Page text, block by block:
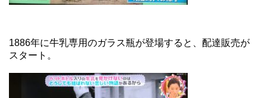
1886年に牛乳専用のガラス瓶が登場すると、配達販売が
スタート。